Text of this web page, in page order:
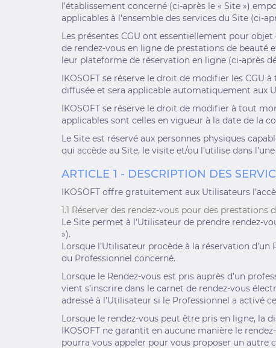
l’établissement concerné (ci-après le « Site »)
applicables à l’ensemble des services du Site (ci-
Les présentes CGU ont essentiellement pour
de rendez-vous en ligne de prestations de
leur plateforme de réservation en ligne (ci-après
IKOSOFT se réserve le droit de modifier les CGU
diffusée et sera applicable automatiquement aux
IKOSOFT se réserve le droit de modifier à tout
applicables sont celles en vigueur à la date de la
Le Site est réservé aux personnes physiques
qui accède au Site, le visite et/ou l’utilise dans
ARTICLE 1 - DESCRIPTION DES
IKOSOFT offre gratuitement aux Utilisateurs
1.1 Réserver des rendez-vous pour des prestations
Le Site permet à l'Utilisateur de prendre rendez-
»).
Lorsque l’Utilisateur procède à la réservation
du Professionnel concerné.
Lorsque le Rendez-vous est pris auprès d’un
vient s’inscrire dans le carnet de rendez-vous
adressé à l’Utilisateur si le Professionnel a activé
Lorsque le rendez-vous peut être pris en ligne, la
IKOSOFT ne garantit en aucune manière le
pourra vous appeler pour vous proposer un autre